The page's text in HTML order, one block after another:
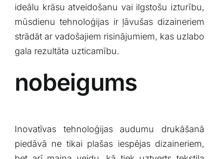
ideālu krāsu atveidošanu vai ilgstošu izturību,
mūsdienu tehnoloģijas ir ļāvušas dizaineriem
strādāt ar vadošajiem risinājumiem, ⁢kas uzlabo
gala ⁤rezultāta uzticamību.
nobeigums
Inovatīvas tehnoloģijas audumu drukāšanā
piedāvā ne tikai plašas iespējas dizaineriem,